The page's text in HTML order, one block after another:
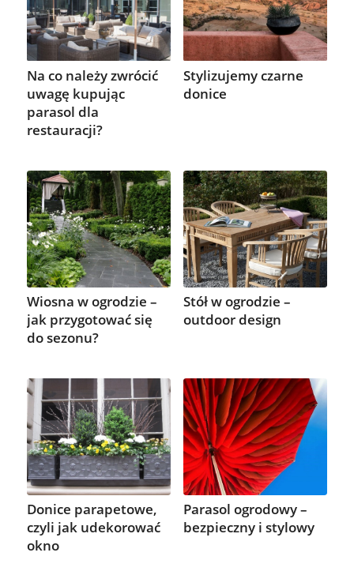
Na co należy zwrócić
uwagę kupując
parasol dla
restauracji?
Stylizujemy czarne
donice
Wiosna w ogrodzie –
jak przygotować się
do sezonu?
Stół w ogrodzie –
outdoor design
Donice parapetowe,
czyli jak udekorować
okno
Parasol ogrodowy –
bezpieczny i stylowy